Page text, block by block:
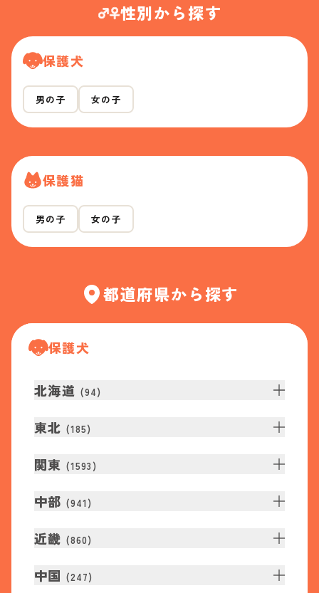
性別から探す
保護犬
男の子 女の子
保護猫
男の子 女の子
都道府県から探す
保護犬
北海道 (94)
東北 (185)
関東 (1593 )
中部 (941 )
近畿 (860)
中国 (247)